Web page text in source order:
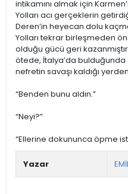
intikamını almak için
Yolları acı gerçeklerin
Deren’in heyecan dolu
Yolları tekrar birleşmeden
olduğu gücü geri
ötede, İtalya’da bulduğunda
nefretin savaşı kaldığı
“Benden bunu aldın.”
“Neyi?”
“Ellerine dokununca öpme
Yazar